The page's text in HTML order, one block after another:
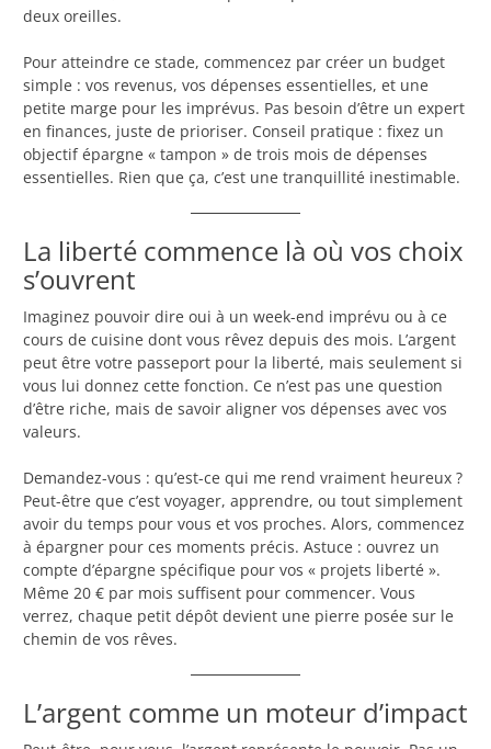
deux oreilles.
Pour atteindre ce stade, commencez par créer un budget
simple : vos revenus, vos dépenses essentielles, et une
petite marge pour les imprévus. Pas besoin d’être un expert
en finances, juste de prioriser. Conseil pratique : fixez un
objectif épargne « tampon » de trois mois de dépenses
essentielles. Rien que ça, c’est une tranquillité inestimable.
La liberté commence là où vos choix
s’ouvrent
Imaginez pouvoir dire oui à un week-end imprévu ou à ce
cours de cuisine dont vous rêvez depuis des mois. L’argent
peut être votre passeport pour la liberté, mais seulement si
vous lui donnez cette fonction. Ce n’est pas une question
d’être riche, mais de savoir aligner vos dépenses avec vos
valeurs.
Demandez-vous : qu’est-ce qui me rend vraiment heureux ?
Peut-être que c’est voyager, apprendre, ou tout simplement
avoir du temps pour vous et vos proches. Alors, commencez
à épargner pour ces moments précis. Astuce : ouvrez un
compte d’épargne spécifique pour vos « projets liberté ».
Même 20 € par mois suffisent pour commencer. Vous
verrez, chaque petit dépôt devient une pierre posée sur le
chemin de vos rêves.
L’argent comme un moteur d’impact